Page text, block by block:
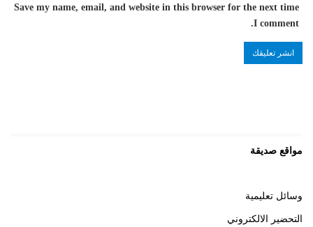
Save my name, email, and website in this browser for the next time
I comment.
مواقع صديقة
وسائل تعليمية
التحضير الالكتروني